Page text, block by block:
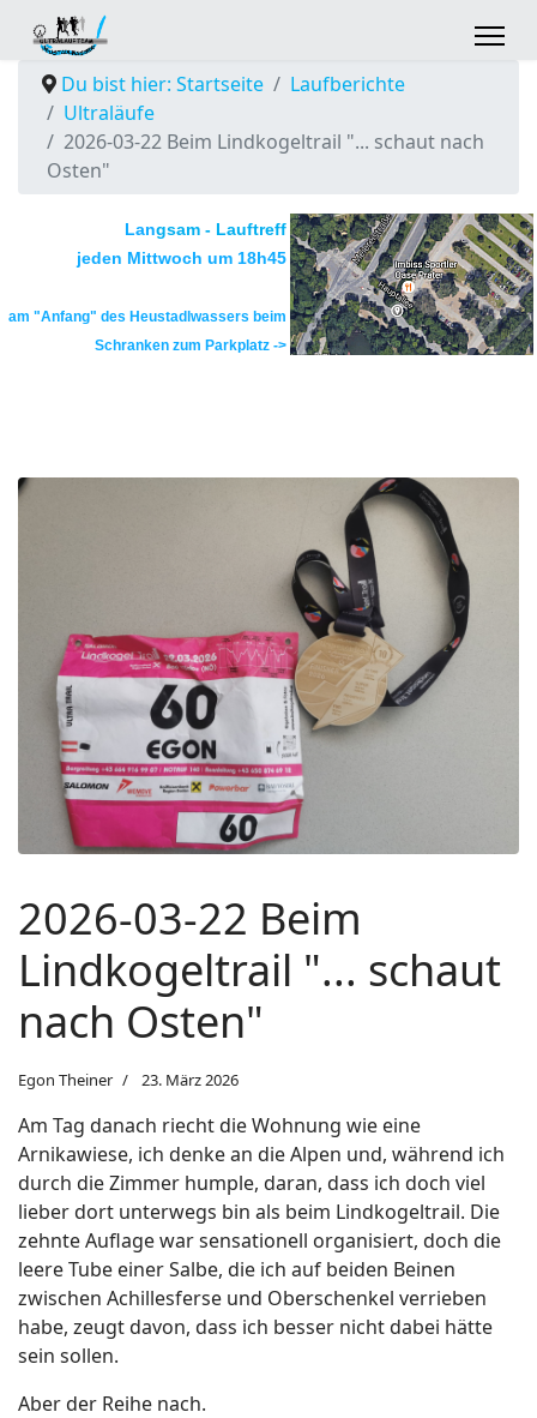
Du bist hier: Startseite
Laufberichte
Ultraläufe
2026-03-22 Beim Lindkogeltrail "... schaut nach
Osten"
Langsam - Lauftreff
jeden Mittwoch um 18h45
am "Anfang" des Heustadlwassers beim
Schranken zum Parkplatz ->
2026-03-22 Beim
Lindkogeltrail "... schaut
nach Osten"
Egon Theiner 23. März 2026
Am Tag danach riecht die Wohnung wie eine
Arnikawiese, ich denke an die Alpen und, während ich
durch die Zimmer humple, daran, dass ich doch viel
lieber dort unterwegs bin als beim Lindkogeltrail. Die
zehnte Auflage war sensationell organisiert, doch die
leere Tube einer Salbe, die ich auf beiden Beinen
zwischen Achillesferse und Oberschenkel verrieben
habe, zeugt davon, dass ich besser nicht dabei hätte
sein sollen.
Aber der Reihe nach.